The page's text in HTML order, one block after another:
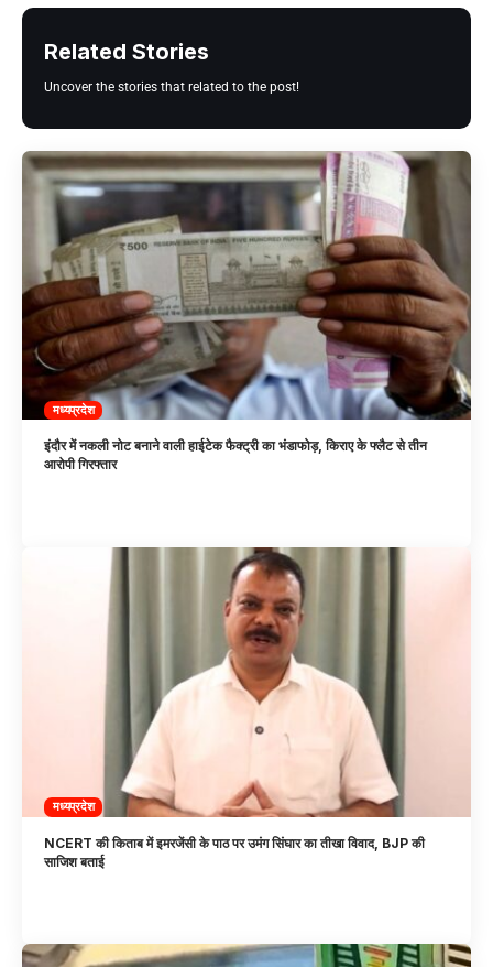
Related Stories
Uncover the stories that related to the post!
मध्यप्रदेश
इंदौर में नकली नोट बनाने वाली हाईटेक फैक्ट्री का भंडाफोड़, किराए के फ्लैट से तीन
आरोपी गिरफ्तार
मध्यप्रदेश
NCERT की किताब में इमरजेंसी के पाठ पर उमंग सिंघार का तीखा विवाद, BJP की
साजिश बताई